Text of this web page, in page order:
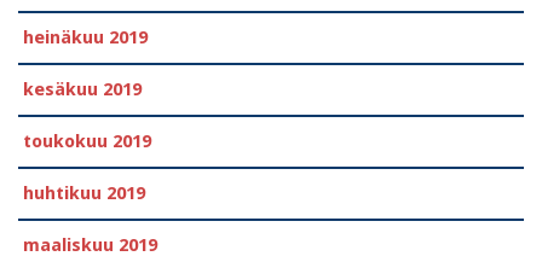
heinäkuu 2019
kesäkuu 2019
toukokuu 2019
huhtikuu 2019
maaliskuu 2019